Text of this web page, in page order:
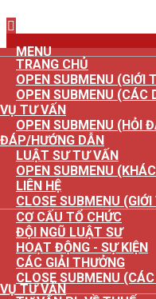
MENU
TRANG CHỦ
OPEN SUBMENU (GIỚI
OPEN SUBMENU (CÁC
VỤ TƯ VẤN
OPEN SUBMENU (HỎI
ĐÁP/HƯỚNG DẪN
LUẬT SƯ TƯ VẤN
OPEN SUBMENU
LIÊN HỆ
CLOSE SUBMENU
CƠ CẤU TỔ CHỨC
ĐỘI NGŨ LUẬT SƯ
HOẠT ĐỘNG - SỰ KIỆN
CÁC GIẢI THƯỞNG
CLOSE SUBMENU
VỤ TƯ VẤN